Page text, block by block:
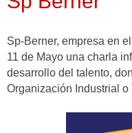
Sp-Berner, empresa en
11 de Mayo una charla
desarrollo del talento,
Organización Industrial